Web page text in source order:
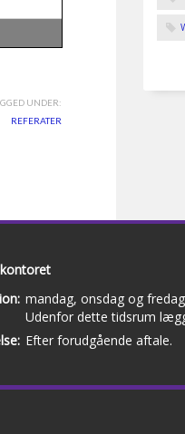
UNDER:
REFERATER
mandag, onsdag og
Udenfor dette tidsrum
Efter forudgående aftale.